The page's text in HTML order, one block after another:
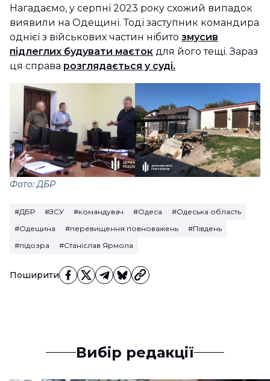
Поширити
Нагадаємо, у серпні 2023 року схожий випадок
виявили на Одещині. Тоді заступник командира
однієї з військових частин нібито змусив
підлеглих будувати маєток для його тещі. Зараз
ця справа розглядається у суді.
Фото: ДБР
#ДБР #ЗСУ #командувач #Одеса
#Одеська область
#Одещина
#перевищення повноважень
#Південь
#підозра
#Станіслав Ярмола
Вибір редакції